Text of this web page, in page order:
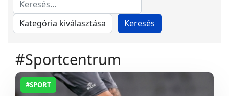
#Sportcentrum
#SPORT